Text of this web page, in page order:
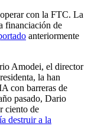
con la FTC. La
financiación de
anteriormente
Amodei, el director
la han
con barreras de
pasado, Dario
ciento de
destruir a la